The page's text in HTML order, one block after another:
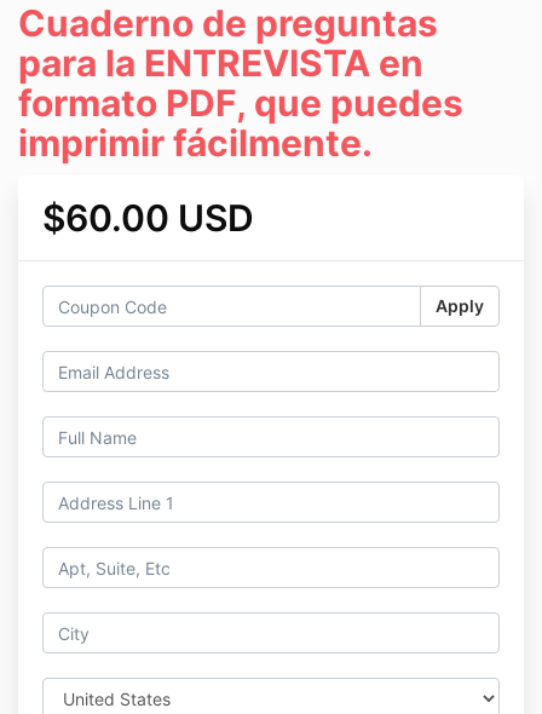
Cuaderno de preguntas
para la ENTREVISTA en
formato PDF, que puedes
imprimir fácilmente.
$60.00 USD
Apply